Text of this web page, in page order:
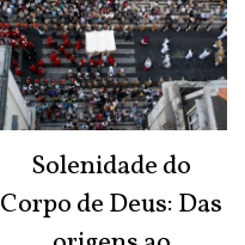
Solenidade do
Corpo de Deus: Das